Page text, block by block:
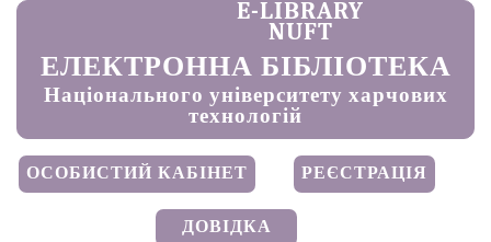
E-LIBRARY
NUFT
ЕЛЕКТРОННА БІБЛІОТЕКА
Національного університету харчових
технологій
ОСОБИСТИЙ КАБІНЕТ РЕЄСТРАЦІЯ
ДОВІДКА